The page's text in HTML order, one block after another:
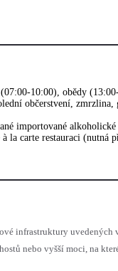
10:00), obědy
občerstvení,
importované
la carte restauraci (nutná
infrastruktury uvedených
nebo vyšší moci, na